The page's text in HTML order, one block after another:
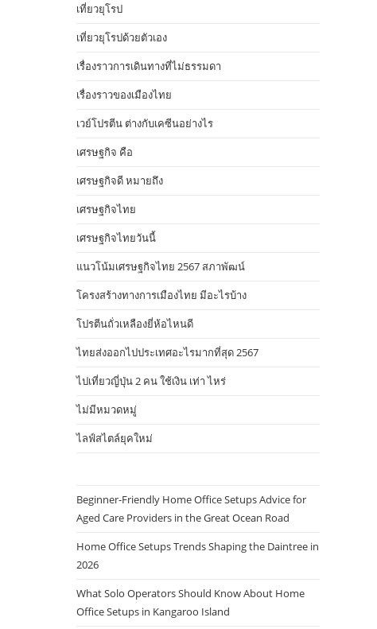
เที่ยวยุโรป
เที่ยวยุโรปด้วยตัวเอง
เรื่องราวการเดินทางที่ไม่ธรรมดา
เรื่องราวของเมืองไทย
เวย์โปรตีน ต่างกับเคซีนอย่างไร
เศรษฐกิจ คือ
เศรษฐกิจดี หมายถึง
เศรษฐกิจไทย
เศรษฐกิจไทยวันนี้
แนวโน้มเศรษฐกิจไทย 2567 สภาพัฒน์
โครงสร้างทางการเมืองไทย มีอะไรบ้าง
โปรตีนถั่วเหลืองยี่ห้อไหนดี
ไทยส่งออกไปประเทศอะไรมากที่สุด 2567
ไปเที่ยวญี่ปุ่น 2 คน ใช้เงิน เท่า ไหร่
ไม่มีหมวดหมู่
ไลฟ์สไตล์ยุคใหม่
Beginner-Friendly Home Office Setups Advice for
Aged Care Providers in the Great Ocean Road
Home Office Setups Trends Shaping the Daintree in
2026
What Solo Operators Should Know About Home
Office Setups in Kangaroo Island